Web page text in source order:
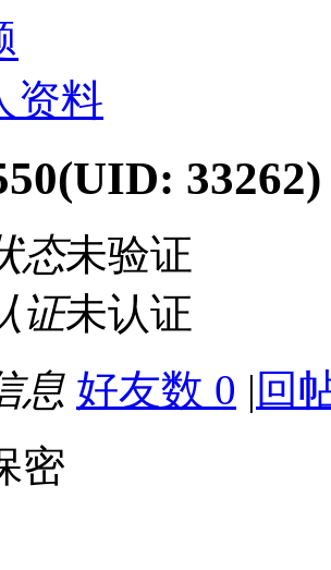
资料
(UID: 33262)
态未验证
证未认证
息 好友数 0 | 回
密